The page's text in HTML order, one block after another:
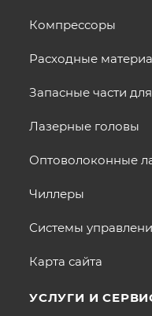
Компрессоры
Расходные
Запасные части
Лазерные головы
Оптоволоконные
Чиллеры
Системы
Карта сайта
УСЛУГИ И